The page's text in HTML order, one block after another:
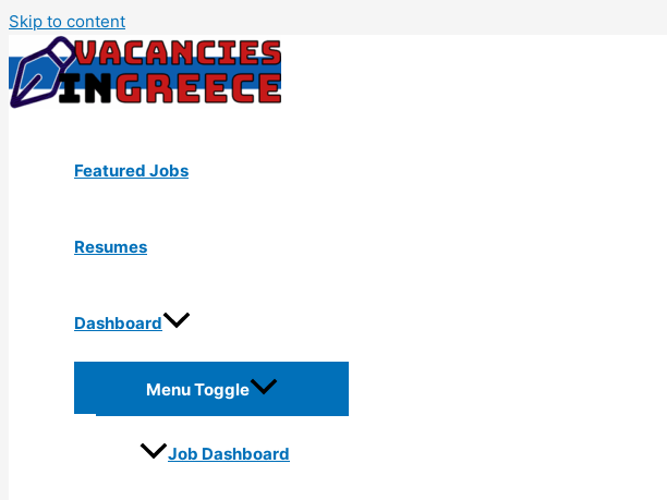
Skip to content
Featured Jobs
Resumes
Dashboard
Menu Toggle
Job Dashboard